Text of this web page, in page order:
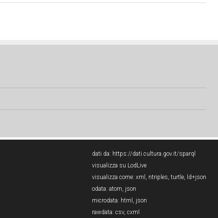
dati da: https://dati.cultura.gov.it/sparql
visualizza su LodLive
visualizza come: xml , ntriples, turtle, ld+json
odata: atom, json
microdata: html , json
rawdata: csv, cxml